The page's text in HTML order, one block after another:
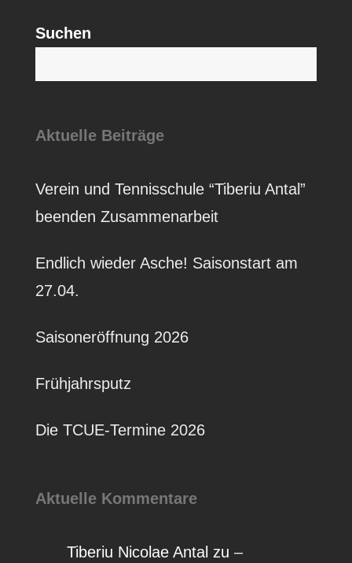
Suchen
Aktuelle Beiträge
Verein und Tennisschule “Tiberiu Antal”
beenden Zusammenarbeit
Endlich wieder Asche! Saisonstart am
27.04.
Saisoneröffnung 2026
Frühjahrsputz
Die TCUE-Termine 2026
Aktuelle Kommentare
Tiberiu Nicolae Antal zu –